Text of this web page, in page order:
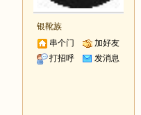
银靴族
串个门
加好友
打招呼
发消息